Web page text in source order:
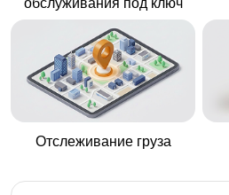
обслуживания под ключ
Отслеживание груза